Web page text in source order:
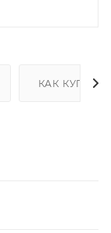
КАК КУПИТЬ